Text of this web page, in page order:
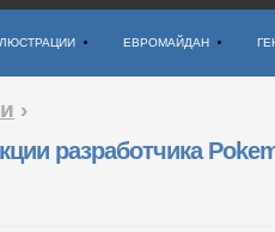
ЛЮСТРАЦИИ ЕВРОМАЙДАН
›
разработчика